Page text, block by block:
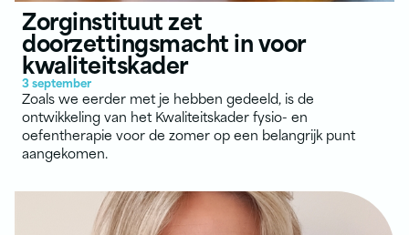
Zorginstituut zet
doorzettingsmacht in voor
kwaliteitskader
3 september
Zoals we eerder met je hebben gedeeld, is de
ontwikkeling van het Kwaliteitskader fysio- en
oefentherapie voor de zomer op een belangrijk punt
aangekomen.